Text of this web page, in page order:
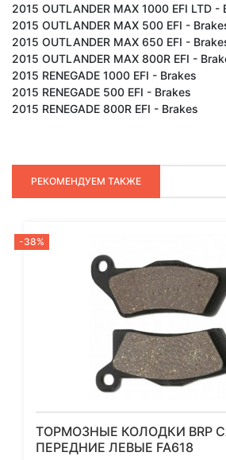
2015 OUTLANDER MAX 1000 EFI LTD -
2015 OUTLANDER MAX 500 EFI -
2015 OUTLANDER MAX 650 EFI -
2015 OUTLANDER MAX 800R EFI -
2015 RENEGADE 1000 EFI - Brakes
2015 RENEGADE 500 EFI - Brakes
2015 RENEGADE 800R EFI - Brakes
РЕКОМЕНДУЕМ ТАКЖЕ
-38%
ТОРМОЗНЫЕ КОЛОДКИ BRP
ПЕРЕДНИЕ ЛЕВЫЕ FA618